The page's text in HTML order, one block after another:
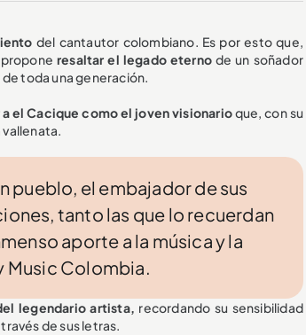
del cantautor colombiano. Es por esto que,
resaltar el legado eterno de un soñador
toda una generación.
el Cacique como el joven visionarioque, con su
pueblo, el embajador de sus
tanto las que lo recuerdan
aporte a la música y la
Music Colombia.
legendario artista, recordando su sensibilidad
de sus letras.